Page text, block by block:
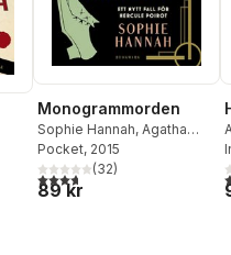
antal röster:
Monogrammorden
Sophie Hannah, Agatha
Christie
Pocket, 2015
3,7utav 5 stjärnor. Totalt
(32)
89 kr